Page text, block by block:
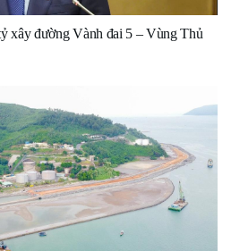
xây đường Vành đai 5 – Vùng Thủ